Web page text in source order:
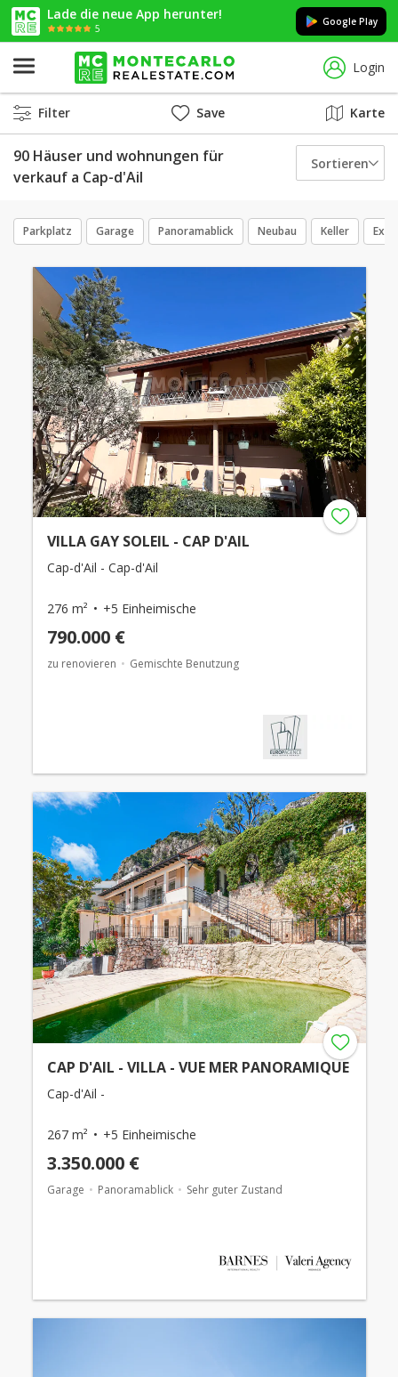
Lade die neue App herunter!
5
Google Play
Login
Filter Save Karte
90 Häuser und wohnungen für
verkauf a Cap-d'Ail
Sortieren
Parkplatz Garage Panoramablick Neubau Keller
VILLA GAY SOLEIL - CAP D'AIL
Cap-d'Ail - Cap-d'Ail
276 m² +5 Einheimische
790.000 €
zu renovieren Gemischte Benutzung
CAP D'AIL - VILLA - VUE MER PANORAMIQUE
Cap-d'Ail -
267 m² +5 Einheimische
3.350.000 €
Garage Panoramablick Sehr guter Zustand